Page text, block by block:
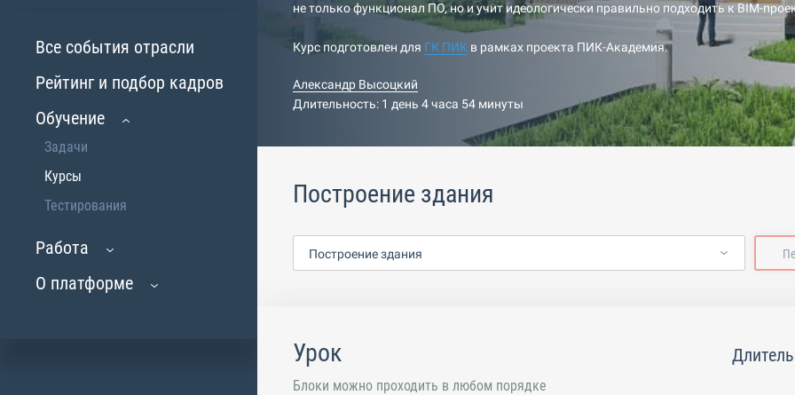
Все события отрасли
Рейтинг и подбор кадров
Обучение
Задачи
Курсы
Тестирования
Работа
О платформе
не только функционал ПО, но и учит идеологически правильно подходить к BIM-
Курс подготовлен для ГК ПИК в рамках проекта ПИК-Академия.
Александр Высоцкий
Длительность: 1 день 4 часа 54 минуты
Построение здания
Построение здания
Урок
Блоки можно проходить в любом порядке